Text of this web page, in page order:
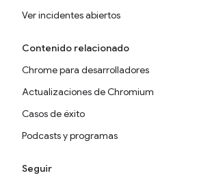
Ver incidentes abiertos
Contenido relacionado
Chrome para desarrolladores
Actualizaciones de Chromium
Casos de éxito
Podcasts y programas
Seguir